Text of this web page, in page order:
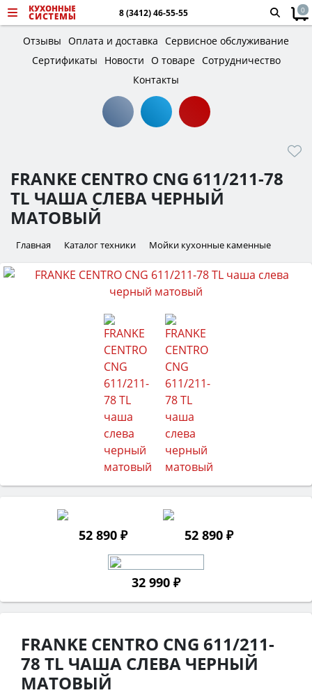
8 (3412) 46-55-55 0
Отзывы Оплата и доставка Сервисное обслуживание
Сертификаты
Новости О товаре Сотрудничество
Контакты
FRANKE CENTRO CNG 611/211-78
TL ЧАША СЛЕВА ЧЕРНЫЙ
МАТОВЫЙ
Главная Каталог техники Мойки кухонные каменные
52 890 ₽ 52 890 ₽
32 990 ₽
FRANKE CENTRO CNG 611/211-
78 TL ЧАША СЛЕВА ЧЕРНЫЙ
МАТОВЫЙ